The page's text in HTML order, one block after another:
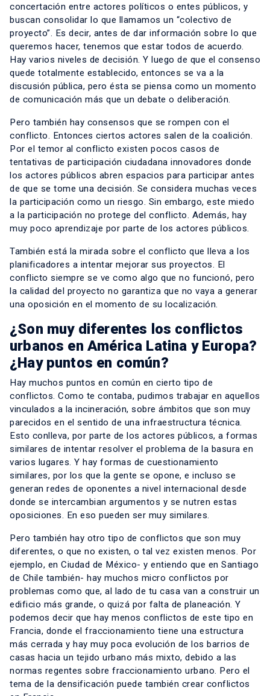
concertación entre actores políticos o entes públicos, y
buscan consolidar lo que llamamos un “colectivo de
proyecto”. Es decir, antes de dar información sobre lo que
queremos hacer, tenemos que estar todos de acuerdo.
Hay varios niveles de decisión. Y luego de que el consenso
quede totalmente establecido, entonces se va a la
discusión pública, pero ésta se piensa como un momento
de comunicación más que un debate o deliberación.
Pero también hay consensos que se rompen con el
conflicto. Entonces ciertos actores salen de la coalición.
Por el temor al conflicto existen pocos casos de
tentativas de participación ciudadana innovadores donde
los actores públicos abren espacios para participar antes
de que se tome una decisión. Se considera muchas veces
la participación como un riesgo. Sin embargo, este miedo
a la participación no protege del conflicto. Además, hay
muy poco aprendizaje por parte de los actores públicos.
También está la mirada sobre el conflicto que lleva a los
planificadores a intentar mejorar sus proyectos. El
conflicto siempre se ve como algo que no funcionó, pero
la calidad del proyecto no garantiza que no vaya a generar
una oposición en el momento de su localización.
¿Son muy diferentes los conflictos
urbanos en América Latina y Europa?
¿Hay puntos en común?
Hay muchos puntos en común en cierto tipo de
conflictos. Como te contaba, pudimos trabajar en aquellos
vinculados a la incineración, sobre ámbitos que son muy
parecidos en el sentido de una infraestructura técnica.
Esto conlleva, por parte de los actores públicos, a formas
similares de intentar resolver el problema de la basura en
varios lugares. Y hay formas de cuestionamiento
similares, por los que la gente se opone, e incluso se
generan redes de oponentes a nivel internacional desde
donde se intercambian argumentos y se nutren estas
oposiciones. En eso pueden ser muy similares.
Pero también hay otro tipo de conflictos que son muy
diferentes, o que no existen, o tal vez existen menos. Por
ejemplo, en Ciudad de México- y entiendo que en Santiago
de Chile también- hay muchos micro conflictos por
problemas como que, al lado de tu casa van a construir un
edificio más grande, o quizá por falta de planeación. Y
podemos decir que hay menos conflictos de este tipo en
Francia, donde el fraccionamiento tiene una estructura
más cerrada y hay muy poca evolución de los barrios de
casas hacia un tejido urbano más mixto, debido a las
normas regentes sobre fraccionamiento urbano. Pero el
tema de la densificación puede también crear conflictos